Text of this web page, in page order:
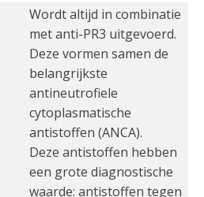
Wordt altijd in combinatie
met anti-PR3 uitgevoerd.
Deze vormen samen de
belangrijkste
antineutrofiele
cytoplasmatische
antistoffen (ANCA).
Deze antistoffen hebben
een grote diagnostische
waarde: antistoffen tegen